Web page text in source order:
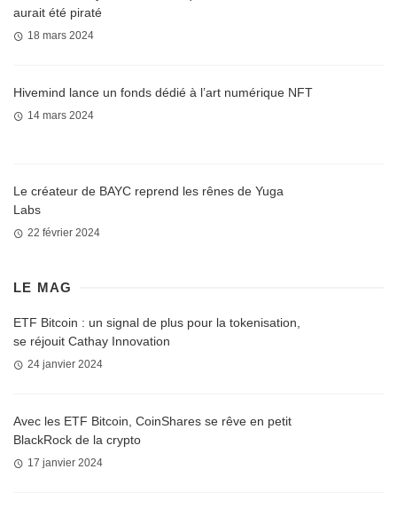
aurait été piraté
18 mars 2024
Hivemind lance un fonds dédié à l’art numérique NFT
14 mars 2024
Le créateur de BAYC reprend les rênes de Yuga
Labs
22 février 2024
LE MAG
ETF Bitcoin : un signal de plus pour la tokenisation,
se réjouit Cathay Innovation
24 janvier 2024
Avec les ETF Bitcoin, CoinShares se rêve en petit
BlackRock de la crypto
17 janvier 2024